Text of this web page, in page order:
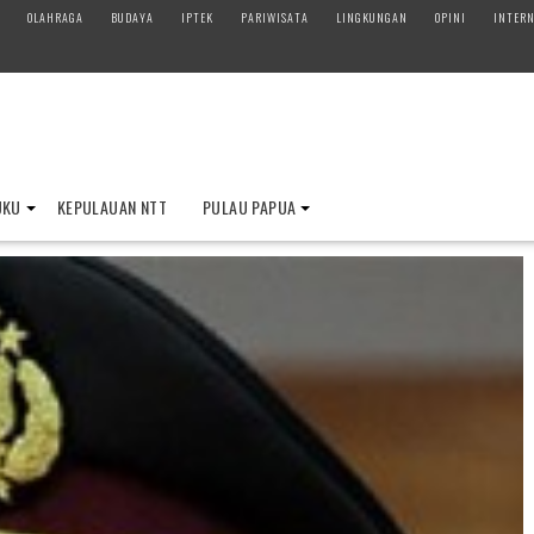
OLAHRAGA BUDAYA IPTEK PARIWISATA LINGKUNGAN OPINI
KEPULAUAN NTT PULAU PAPUA